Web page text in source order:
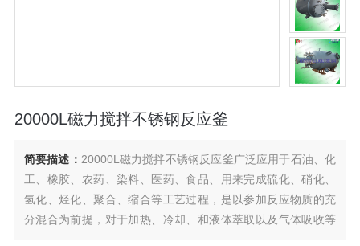
20000L磁力搅拌不锈钢反应釜
简要描述： 20000L磁力搅拌不锈钢反应釜广泛应用于石油、化
工、橡胶、农药、染料、医药、食品、用来完成硫化、硝化、
氢化、烃化、聚合、缩合等工艺过程，是以参加反应物质的充
分混合为前提，对于加热、冷却、和液体萃取以及气体吸收等